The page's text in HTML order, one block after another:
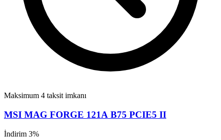
Maksimum 4 taksit imkanı
MSI MAG FORGE 121A B75 PCIE5 II
İndirim 3%